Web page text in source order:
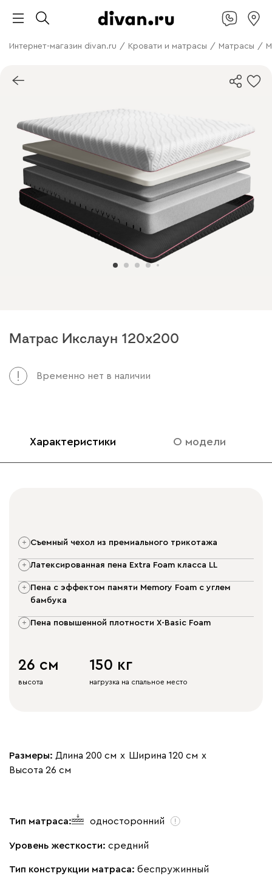
Интернет-магазин divan.ru / Кровати и матрасы / Матрасы /
Матрас Икслаун 120x200
Арт. 135780
Временно нет в наличии
Характеристики О модели
съемный чехол из премиального трикотажа
латексированная пена Extra Foam класса LL
пена с эффектом памяти Memory Foam с углем
бамбука
пена повышенной плотности X-Basic Foam
26 см
высота
150 кг
нагрузка на спальное место
Размеры: Длина 200 см х Ширина 120 см х
Высота 26 см
Тип матраса: односторонний
Уровень жесткости: средний
Тип конструкции матраса: беспружинный